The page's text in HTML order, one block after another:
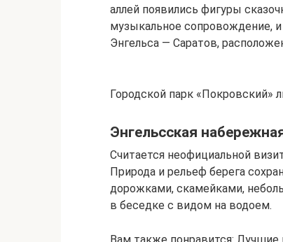
аллей появились фигуры
музыкальное сопровождение,
Энгельса — Саратов,
Городской парк «Покровский»
Энгельсская
Считается неофициальной
Природа и рельеф берега
дорожками, скамейками,
в беседке с видом на водоем.